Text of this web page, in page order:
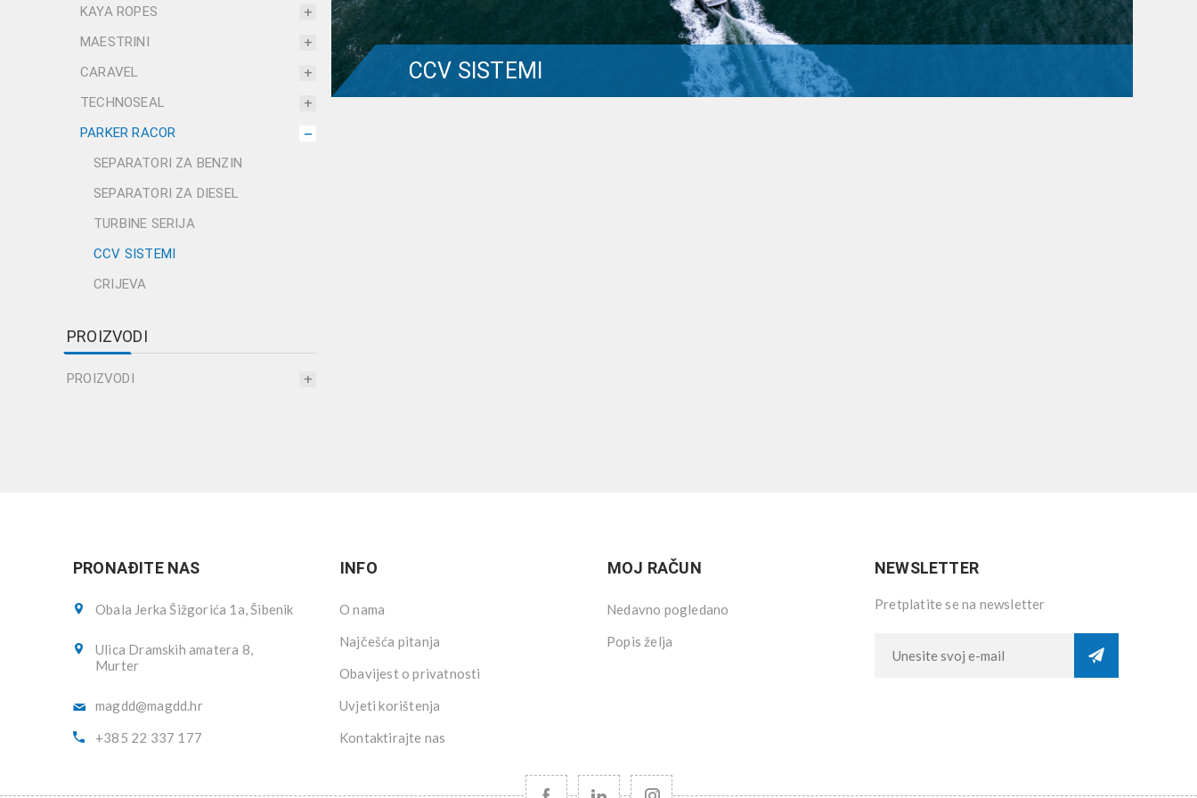
CCV SISTEMI
KAYA ROPES
MAESTRINI
CARAVEL
TECHNOSEAL
PARKER RACOR
SEPARATORI ZA BENZIN
SEPARATORI ZA DIESEL
TURBINE SERIJA
CCV SISTEMI
CRIJEVA
PROIZVODI
PROIZVODI
PRONAĐITE NAS
Obala Jerka Šižgorića 1a, Šibenik
Ulica Dramskih amatera 8,
Murter
magdd@magdd.hr
+385 22 337 177
INFO
O nama
Najčešća pitanja
Obavijest o privatnosti
Uvjeti korištenja
Kontaktirajte nas
MOJ RAČUN
Nedavno pogledano
Popis želja
NEWSLETTER
Pretplatite se na newsletter